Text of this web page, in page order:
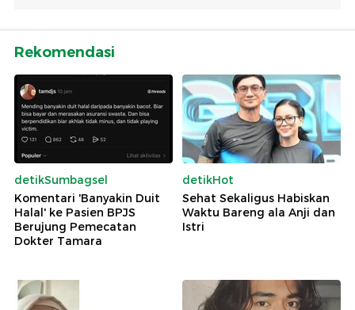
Rekomendasi
detikSumbagsel
Komentari 'Banyakin Duit
Halal' ke Pasien BPJS
Berujung Pemecatan
Dokter Tamara
detikHot
Sehat Sekaligus Habiskan
Waktu Bareng ala Anji dan
Istri